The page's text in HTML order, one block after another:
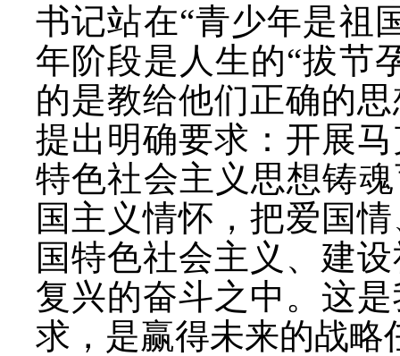
书记站在“青少年是祖
年阶段是人生的“拔节
的是教给他们正确的
提出明确要求：开展
特色社会主义思想铸
国主义情怀，把爱国
国特色社会主义、建
复兴的奋斗之中。这
求，是赢得未来的战略